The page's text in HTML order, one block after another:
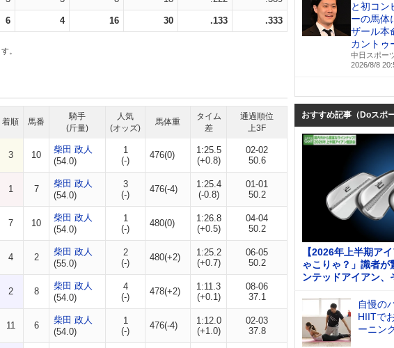
6 4 16 30 .133 .333
。
着順 馬番
騎手
(斤量)
人気
(オッズ)
馬体重
タイム
差
通過順位
上3F
3 10
柴田 政人
(54.0)
1
(-)
476(0)
1:25.5
(+0.8)
02-02
50.6
1 7
柴田 政人
(54.0)
3
(-)
476(-4)
1:25.4
(-0.8)
01-01
50.2
7 10
柴田 政人
(54.0)
1
(-)
480(0)
1:26.8
(+0.5)
04-04
50.2
4 2
柴田 政人
(55.0)
2
(-)
480(+2)
1:25.2
(+0.7)
06-05
50.2
2 8
柴田 政人
(54.0)
4
(-)
478(+2)
1:11.3
(+0.1)
08-06
37.1
11 6
柴田 政人
(54.0)
1
(-)
476(-4)
1:12.0
(+1.0)
02-03
37.8
と初コン
ーの馬体
ザール
カントゥ
中日スポー
2026/8/8
おすすめ記事（Doスポー
【2026年上半期ア
ゃこりゃ？」識者が
ンテッドアイアン、
自慢の
HIITで
ーニン